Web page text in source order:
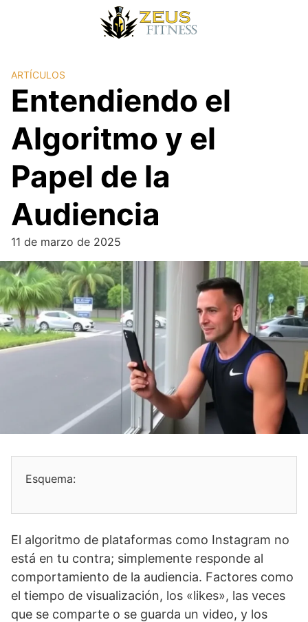
ARTÍCULOS
Entendiendo el
Algoritmo y el
Papel de la
Audiencia
11 de marzo de 2025
Esquema:
El algoritmo de plataformas como Instagram no
está en tu contra; simplemente responde al
comportamiento de la audiencia. Factores como
el tiempo de visualización, los «likes», las veces
que se comparte o se guarda un video, y los